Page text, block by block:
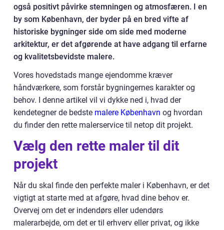
også positivt påvirke stemningen og atmosfæren. I en
by som København, der byder på en bred vifte af
historiske bygninger side om side med moderne
arkitektur, er det afgørende at have adgang til erfarne
og kvalitetsbevidste malere.
Vores hovedstads mange ejendomme kræver
håndværkere, som forstår bygningernes karakter og
behov. I denne artikel vil vi dykke ned i, hvad der
kendetegner de bedste malere København og hvordan
du finder den rette malerservice til netop dit projekt.
Vælg den rette maler til dit
projekt
Når du skal finde den perfekte maler i København, er det
vigtigt at starte med at afgøre, hvad dine behov er.
Overvej om det er indendørs eller udendørs
malerarbejde, om det er til erhverv eller privat, og ikke